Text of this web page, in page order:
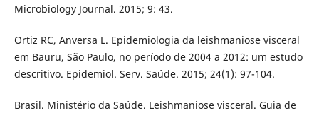
Microbiology Journal. 2015; 9: 43.
Ortiz RC, Anversa L. Epidemiologia da leishmaniose visceral
em Bauru, São Paulo, no período de 2004 a 2012: um estudo
descritivo. Epidemiol. Serv. Saúde. 2015; 24(1): 97-104.
Brasil. Ministério da Saúde. Leishmaniose visceral. Guia de